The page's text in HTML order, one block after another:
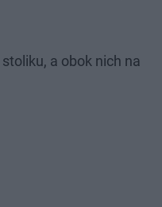
a obok nich na